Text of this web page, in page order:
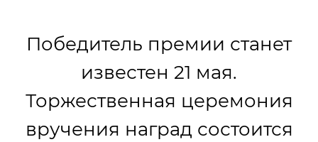
Победитель премии станет
известен 21 мая.
Торжественная церемония
вручения наград состоится